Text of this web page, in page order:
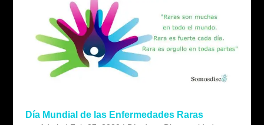
Día Mundial de las Enfermedades Raras